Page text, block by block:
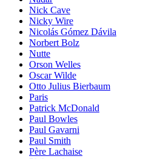
Nick Cave
Nicky Wire
Nicolás Gómez Dávila
Norbert Bolz
Nutte
Orson Welles
Oscar Wilde
Otto Julius Bierbaum
Paris
Patrick McDonald
Paul Bowles
Paul Gavarni
Paul Smith
Père Lachaise